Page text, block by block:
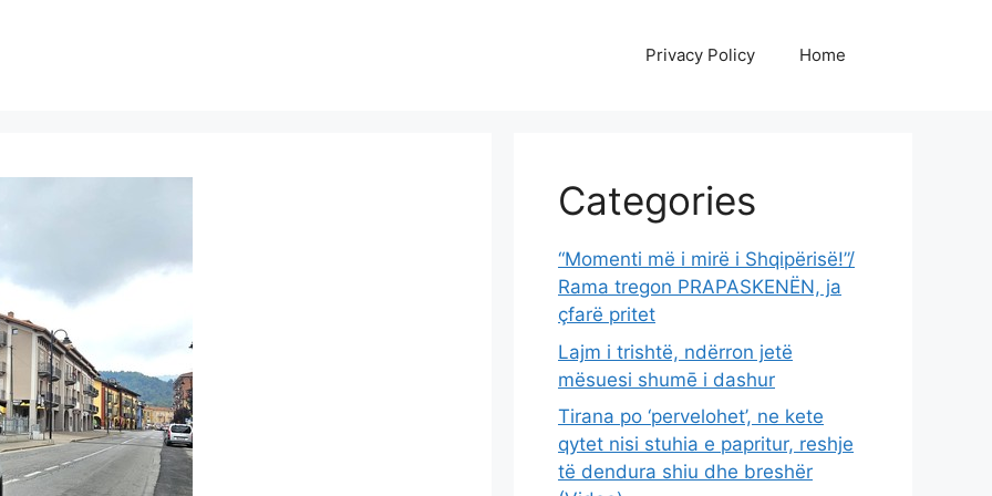
Privacy Policy Home
Categories
“Momenti më i mirë i Shqipërisë!”/
Rama tregon PRAPASKENËN, ja
çfarë pritet
Lajm i trishtë, ndërron jetë
mësuesi shumē i dashur
Tirana po ‘pervelohet’, ne kete
qytet nisi stuhia e papritur, reshje
të dendura shiu dhe breshër